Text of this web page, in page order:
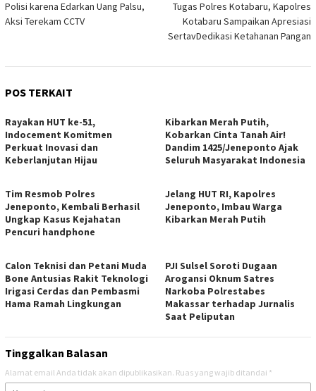
Polisi karena Edarkan Uang Palsu,
Aksi Terekam CCTV
Tugas Polres Kotabaru, Kapolres
Kotabaru Sampaikan Apresiasi
SertavDedikasi Ketahanan Pangan
POS TERKAIT
Rayakan HUT ke-51,
Indocement Komitmen
Perkuat Inovasi dan
Keberlanjutan Hijau
Kibarkan Merah Putih,
Kobarkan Cinta Tanah Air!
Dandim 1425/Jeneponto Ajak
Seluruh Masyarakat Indonesia
Tim Resmob Polres
Jeneponto, Kembali Berhasil
Ungkap Kasus Kejahatan
Pencuri handphone
Jelang HUT RI, Kapolres
Jeneponto, Imbau Warga
Kibarkan Merah Putih
Calon Teknisi dan Petani Muda
Bone Antusias Rakit Teknologi
Irigasi Cerdas dan Pembasmi
Hama Ramah Lingkungan
PJI Sulsel Soroti Dugaan
Arogansi Oknum Satres
Narkoba Polrestabes
Makassar terhadap Jurnalis
Saat Peliputan
Tinggalkan Balasan
Alamat email Anda tidak akan dipublikasikan. Ruas yang wajib ditandai *